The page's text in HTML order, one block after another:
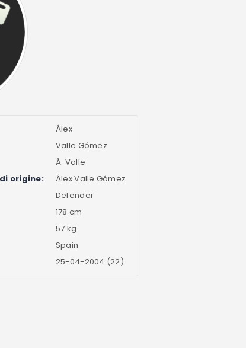
Álex
Valle Gómez
Á. Valle
origine:
Álex Valle Gómez
Defender
178 cm
57 kg
Spain
25-04-2004 (22)